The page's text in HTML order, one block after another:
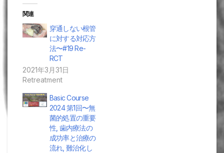
関連
穿通しない根管
に対する対応方
法〜#19 Re-
RCT
2021年3月31日
Retreatment
Basic Course
2024 第1回〜無
菌的処置の重要
性, 歯内療法の
成功率と治療の
流れ, 難治化し